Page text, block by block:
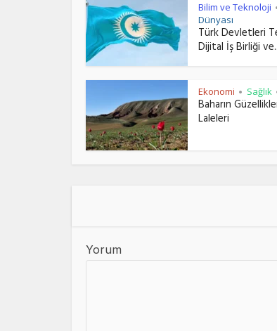
Bilim ve Teknoloji
Dünyası
Türk Devletleri
Dijital İş Birliği
Ekonomi • Sağlık
Baharın
Laleleri
Yorum